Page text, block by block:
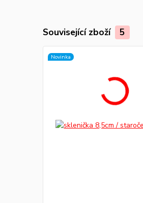
Související zboží 5
Novinka